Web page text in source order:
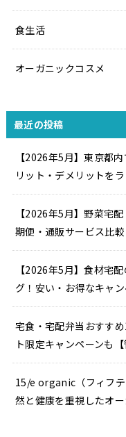
食生活
オーガニックコスメ
最近の投稿
【2026年5月】東京都
リット・デメリットを
【2026年5月】野菜宅
期便・通販サービス比較
【2026年5月】食材宅
グ！安い・お得なキャ
宅食・宅配弁当おすす
ト限定キャンペーンも
15/e organic（フィフテ
然と健康を重視したオ